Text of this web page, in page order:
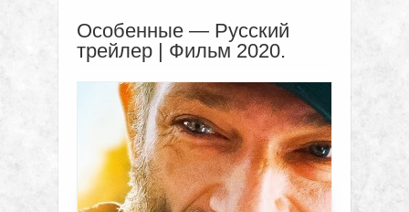
Особенные — Русский
трейлер | Фильм 2020.